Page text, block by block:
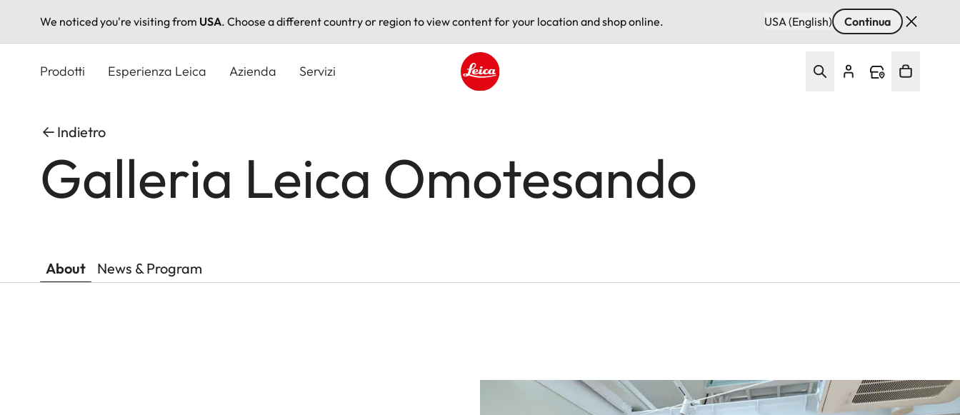
We noticed you're visiting from USA. Choose a different country or region to view content for your location and shop online. USA (English) Continua
Prodotti Esperienza Leica Azienda Servizi
Indietro
Galleria Leica Omotesando
About News & Program